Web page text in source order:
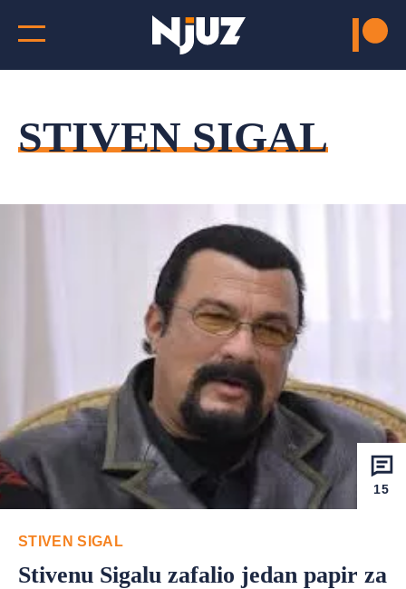
STIVEN SIGAL
15
STIVEN SIGAL
Stivenu Sigalu zafalio jedan papir za